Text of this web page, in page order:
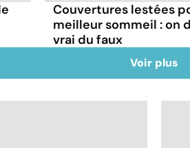
Couvertures lestées
meilleur sommeil : on
vrai du faux
Voir plus